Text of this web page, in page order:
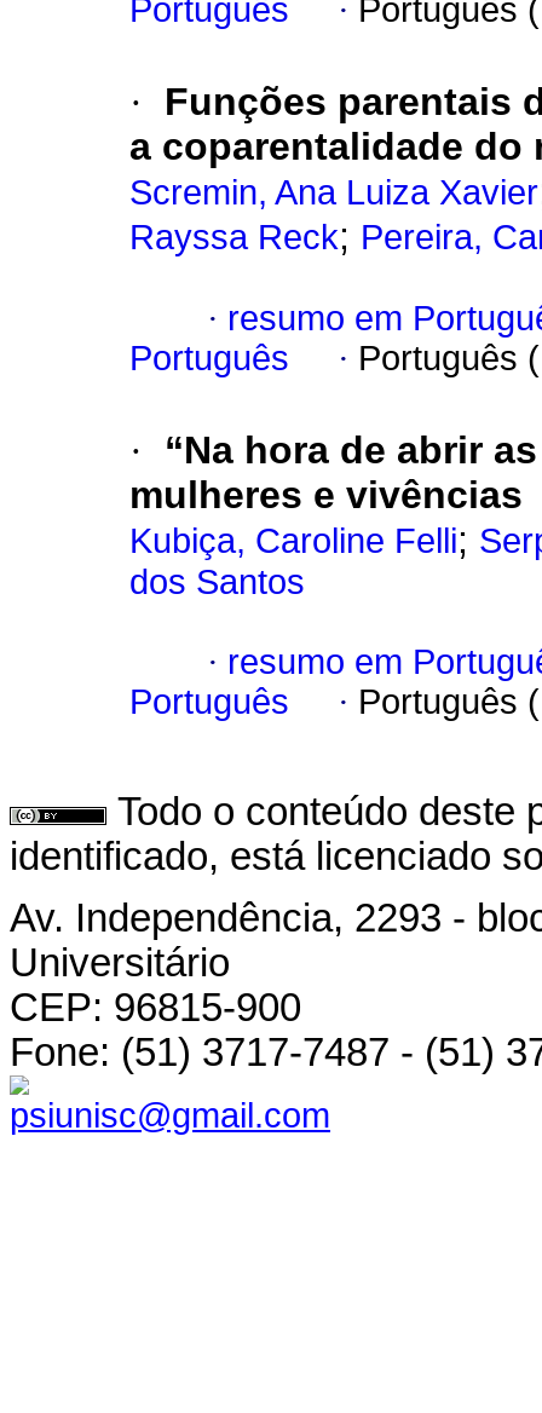
Português
· Português
·
Funções parentais
a coparentalidade do
Scremin, Ana Luiza Xavier
Rayssa Reck; Pereira,
· resumo em
Português
· Português
·
“Na hora de abrir
mulheres e vivências
Kubiça, Caroline Felli;
dos Santos
· resumo em
Português
· Português
Todo o conteúdo deste
identificado, está licenciado
Av. Independência, 2293 -
Universitário
CEP: 96815-900
Fone: (51) 3717-7487 - (51)
psiunisc@gmail.com